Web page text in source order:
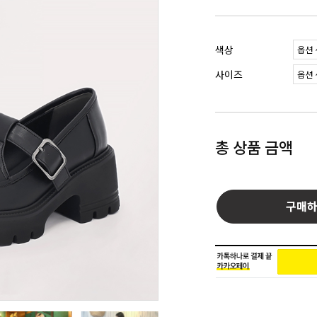
색상
사이즈
총 상품 금액
구매